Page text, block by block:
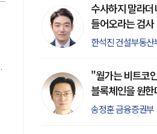
수사하지 말라
들어오라는 검사
한석진 건설부동산
"월가는 비트코
블록체인을 원
토큰화가 바꾸는
송정훈 금융증권부